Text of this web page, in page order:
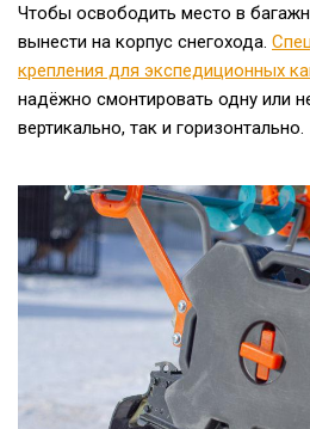
Чтобы освободить место в
вынести на корпус снегохода.
крепления для экспедиционных
надёжно смонтировать одну или
вертикально, так и горизонтально.